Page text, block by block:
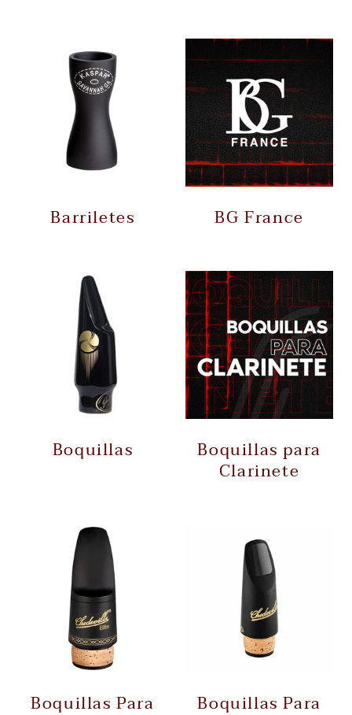
Barriletes BG France
Boquillas Boquillas para
Clarinete
Boquillas Para Boquillas Para